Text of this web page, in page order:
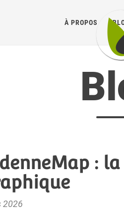
À PROPOS
:
2026